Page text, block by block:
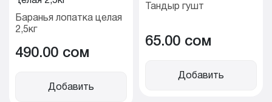
Баранья лопатка целая
2,5кг
490.00 cом
Добавить
Тандыр гушт
65.00 cом
Добавить